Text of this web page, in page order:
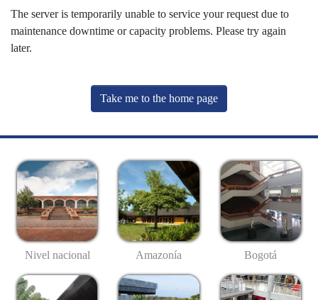
The server is temporarily unable to service your request due to
maintenance downtime or capacity problems. Please try again
later.
Take me to the home page
Nivel nacional Amazonía Bogotá